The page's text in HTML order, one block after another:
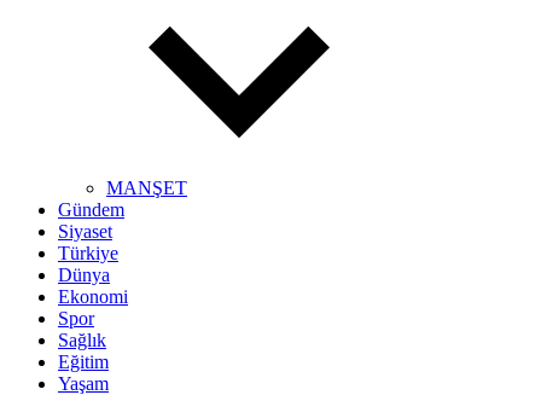
MANŞET
Gündem
Siyaset
Türkiye
Dünya
Ekonomi
Spor
Sağlık
Eğitim
Yaşam